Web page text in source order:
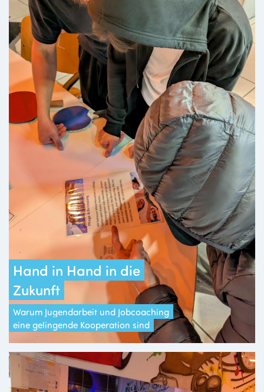
Hand in Hand in die
Zukunft
Warum Jugendarbeit und Jobcoaching
eine gelingende Kooperation sind